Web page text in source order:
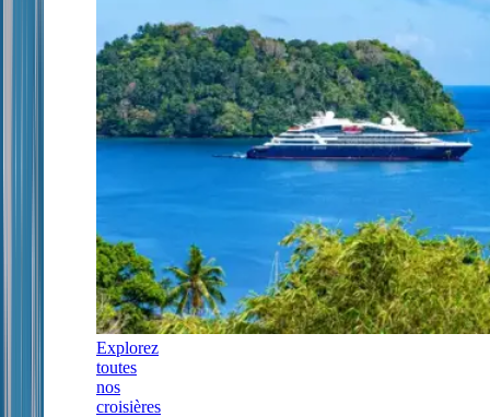
Explorez
toutes
nos
croisières